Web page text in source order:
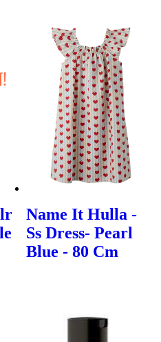
Name It Hulla -
Ss Dress- Pearl
Blue - 80 Cm